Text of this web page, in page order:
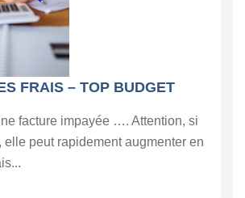
FRAIS – TOP BUDGET
facture impayée …. Attention, si
elle peut rapidement augmenter en